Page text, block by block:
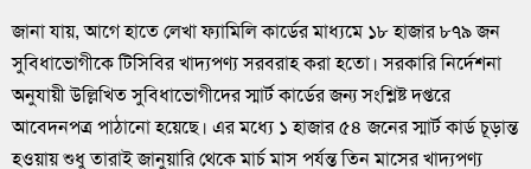
জানা যায়, আগে হাতে লেখা ফ্যামিলি কার্ডের মাধ্যমে ১৮ হাজার ৮৭৯ জন
সুবিধাভোগীকে টিসিবির খাদ্যপণ্য সরবরাহ করা হতো। সরকারি নির্দেশনা
অনুযায়ী উল্লিখিত সুবিধাভোগীদের স্মার্ট কার্ডের জন্য সংশ্লিষ্ট দপ্তরে
আবেদনপত্র পাঠানো হয়েছে। এর মধ্যে ১ হাজার ৫৪ জনের স্মার্ট কার্ড চূড়ান্ত
হওয়ায় শুধু তারাই জানুয়ারি থেকে মার্চ মাস পর্যন্ত তিন মাসের খাদ্যপণ্য